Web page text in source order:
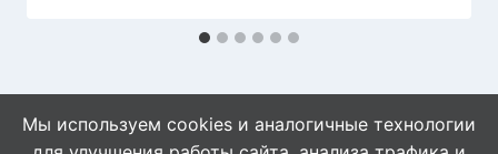
Мы используем cookies и аналогичные технологии